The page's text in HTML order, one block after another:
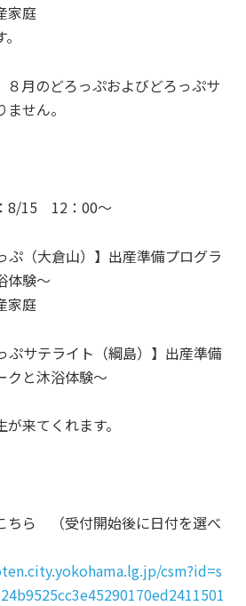
家庭
月のどろっぷおよびどろっぷサ
せん。
8/15 12：00～
（大倉山）】出産準備プログラ
体験～
家庭
サテライト（綱島）】出産準備
クと沐浴体験～
来てくれます。
ちら （受付開始後に日付を選べ
csm?id=s